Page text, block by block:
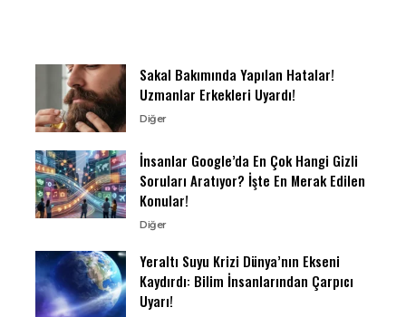
Sakal Bakımında Yapılan Hatalar!
Uzmanlar Erkekleri Uyardı!
Diğer
İnsanlar Google’da En Çok Hangi Gizli
Soruları Aratıyor? İşte En Merak Edilen
Konular!
Diğer
Yeraltı Suyu Krizi Dünya’nın Ekseni
Kaydırdı: Bilim İnsanlarından Çarpıcı
Uyarı!